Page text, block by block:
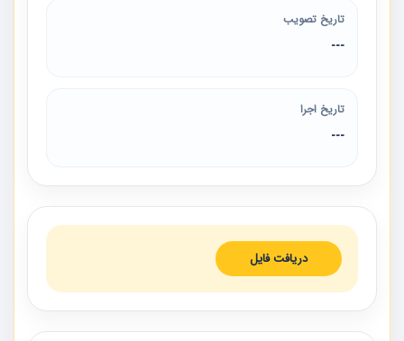
تاریخ تصویب
---
تاریخ اجرا
---
دریافت فایل